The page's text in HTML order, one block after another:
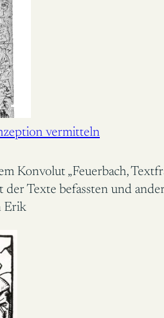
vermitteln
Konvolut „Feuerbach,
Texte befassten und
Erik